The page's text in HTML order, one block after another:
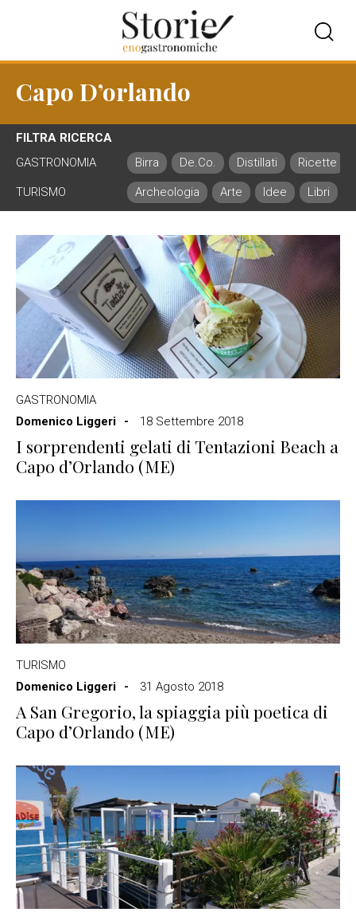
Capo D’orlando
FILTRA RICERCA
GASTRONOMIA
Birra De.Co. Distillati Ricette
TURISMO Archeologia Arte Idee Libri
GASTRONOMIA
Domenico Liggeri
18 Settembre 2018
I sorprendenti gelati di Tentazioni Beach a
Capo d’Orlando (ME)
TURISMO
Domenico Liggeri
31 Agosto 2018
A San Gregorio, la spiaggia più poetica di
Capo d’Orlando (ME)